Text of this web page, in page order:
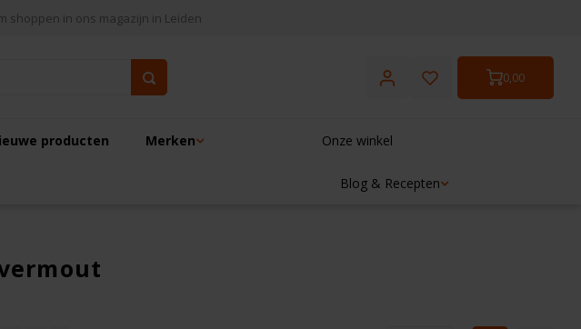
shoppen in ons magazijn in Leiden
0,00
producten Merken Onze winkel
Blog & Recepten